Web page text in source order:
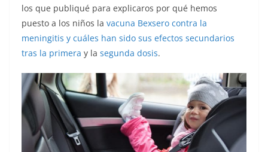
los que publiqué para explicaros por qué hemos
puesto a los niños la vacuna Bexsero contra la
meningitis y cuáles han sido sus efectos secundarios
tras la primera y la segunda dosis.